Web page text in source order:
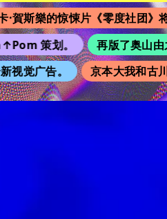
賀斯樂的惊悚片《零度社团》将
策划。
再版了奥山由
觉广告。
京本大我和古